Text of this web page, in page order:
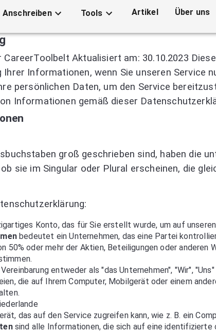
Anschreiben Tools Artikel Über uns
Aktualisiert am: 30.10.2023
Ihrer Informationen, wenn Sie unseren
persönlichen Daten, um den Service
Informationen gemäß dieser
groß geschrieben sind, haben die
sie im Singular oder Plural erscheinen, die
Konto, das für Sie erstellt wurde, um auf
bedeutet ein Unternehmen, das eine Partei
50% oder mehr der Aktien, Beteiligungen oder
entweder als "das Unternehmen", "Wir",
die auf Ihrem Computer, Mobilgerät oder einem
das auf den Service zugreifen kann, wie z. B. ein
sind alle Informationen, die sich auf eine identifizierte